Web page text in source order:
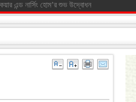
বাস খাদে, আহত ১৫